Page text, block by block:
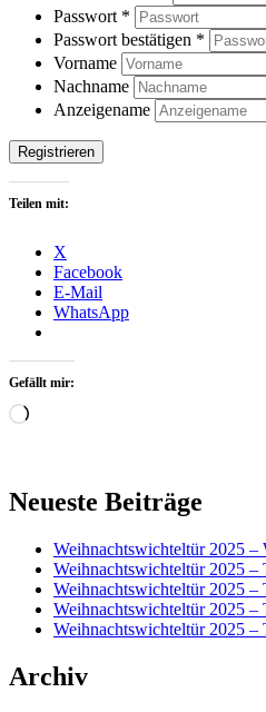
Passwort *
Passwort bestätigen *
Vorname
Nachname
Anzeigename
Registrieren
Teilen mit:
X
Facebook
E-Mail
WhatsApp
Gefällt mir:
Wird
Primärer
Widgetbereich
Neueste Beiträge
Weihnachtswichteltür 2025 –
Weihnachtswichteltür 2025 –
Weihnachtswichteltür 2025 –
Weihnachtswichteltür 2025 –
Weihnachtswichteltür 2025 –
Archiv